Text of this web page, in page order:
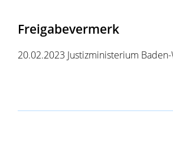
Freigabevermerk
20.02.2023 Justizministerium